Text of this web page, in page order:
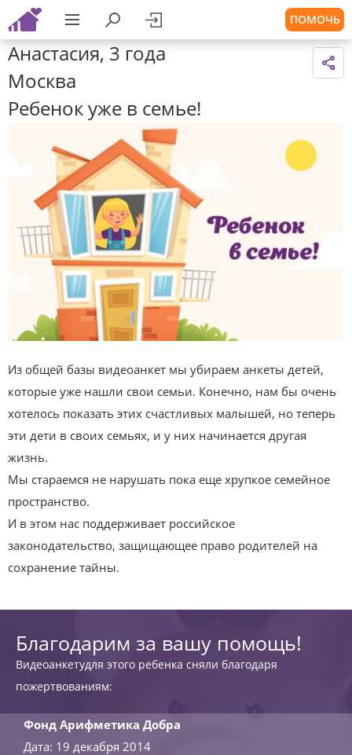
ПОМОЧЬ
Анастасия, 3 года
Москва
Ребенок уже в семье!
Из общей базы видеоанкет мы убираем анкеты детей,
которые уже нашли свои семьи. Конечно, нам бы очень
хотелось показать этих счастливых малышей, но теперь
эти дети в своих семьях, и у них начинается другая
жизнь.
Мы стараемся не нарушать пока еще хрупкое семейное
пространство.
И в этом нас поддерживает российское
законодательство, защищающее право родителей на
сохранение тайны.
Благодарим за вашу помощь!
Видеоанкетудля этого ребенка сняли благодаря
пожертвованиям:
Фонд Арифметика Добра
Дата: 19 декабря 2014